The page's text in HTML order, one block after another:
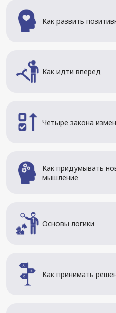
Как развить
Как идти вперед
Четыре закона
Как придумывать
мышление
Основы логики
Как принимать